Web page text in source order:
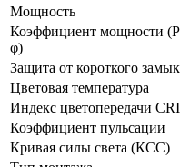
Мощность
Коэффициент мощности
φ)
Защита от короткого
Цветовая температура
Индекс цветопередачи CRI
Коэффициент пульсации
Кривая силы света (КСС)